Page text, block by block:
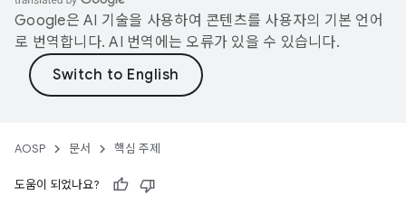
Google은 AI 기술을 사용하여 콘텐츠를 사용자의 기본 언어
로 번역합니다. AI 번역에는 오류가 있을 수 있습니다.
AOSP 문서 핵심 주제
도움이 되었나요?